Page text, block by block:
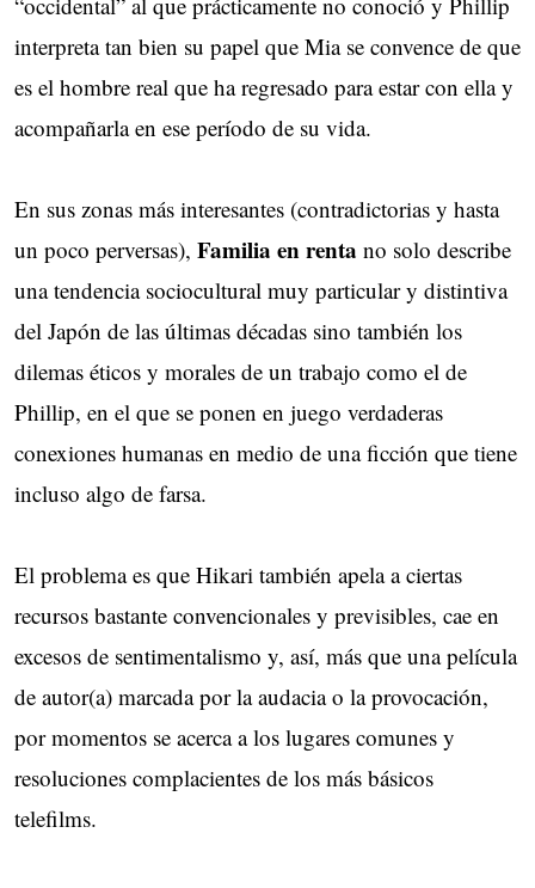
interpreta tan bien su papel que Mia se convence de que
es el hombre real que ha regresado para estar con ella y
acompañarla en ese período de su vida.
En sus zonas más interesantes (contradictorias y hasta
un poco perversas), Familia en renta no solo describe
una tendencia sociocultural muy particular y distintiva
del Japón de las últimas décadas sino también los
dilemas éticos y morales de un trabajo como el de
Phillip, en el que se ponen en juego verdaderas
conexiones humanas en medio de una ficción que tiene
incluso algo de farsa.
El problema es que Hikari también apela a ciertas
recursos bastante convencionales y previsibles, cae en
excesos de sentimentalismo y, así, más que una película
de autor(a) marcada por la audacia o la provocación,
por momentos se acerca a los lugares comunes y
resoluciones complacientes de los más básicos
telefilms.